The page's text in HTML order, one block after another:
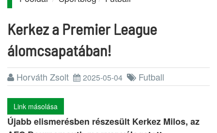
Kerkez a Premier League
álomcsapatában!
Horváth Zsolt 2025-05-04 Futball
Link másolása
Újabb elismerésben részesült Kerkez Milos, az